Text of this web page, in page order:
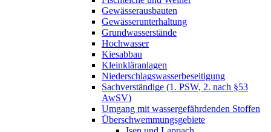
Gewässerausbauten
Gewässerunterhaltung
Grundwasserstände
Hochwasser
Kiesabbau
Kleinkläranlagen
Niederschlagswasserbeseitigung
Sachverständige (1. PSW, 2. nach §53
AwSV)
Umgang mit wassergefährdenden Stoffen
Überschwemmungsgebiete